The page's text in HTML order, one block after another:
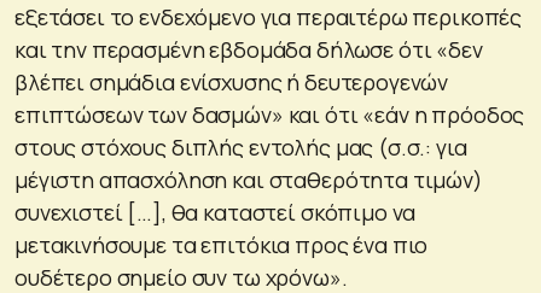
εξετάσει το ενδεχόμενο για περαιτέρω περικοπές
και την περασμένη εβδομάδα δήλωσε ότι «δεν
βλέπει σημάδια ενίσχυσης ή δευτερογενών
επιπτώσεων των δασμών» και ότι «εάν η πρόοδος
στους στόχους διπλής εντολής μας (σ.σ.: για
μέγιστη απασχόληση και σταθερότητα τιμών)
συνεχιστεί […], θα καταστεί σκόπιμο να
μετακινήσουμε τα επιτόκια προς ένα πιο
ουδέτερο σημείο συν τω χρόνω».